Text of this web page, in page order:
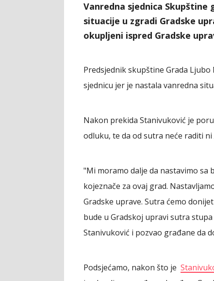
Vanredna sjednica
situacije u zgradi Gradske
okupljeni ispred Gradske
Predsjednik skupštine Grada
sjednicu jer je nastala vanredna
Nakon prekida Stanivuković je
odluku, te da od sutra neće raditi
"Mi moramo dalje da nastavimo sa
kojeznače za ovaj grad.
Gradske uprave. Sutra ćemo
bude u Gradskoj upravi sutra
Stanivuković i pozvao građane da
Podsjećamo, nakon što je